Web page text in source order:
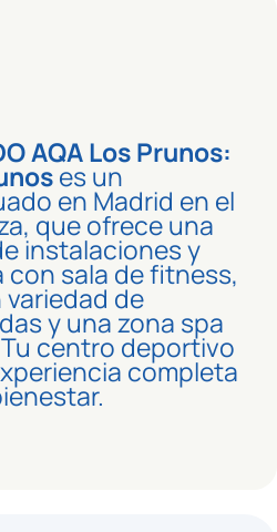
AQA Los Prunos:
es un
en Madrid en el
que ofrece una
instalaciones y
sala de fitness,
de
y una zona spa
centro deportivo
completa